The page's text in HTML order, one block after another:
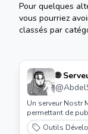
Pour quelques
vous pourriez
classés par
🌐
@
Un serveur Nostr
permettant de
Outils